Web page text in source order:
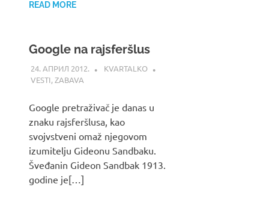
READ MORE
Google na rajsferšlus
24. АПРИЛ 2012.
KVARTALKO
VESTI,ZABAVA
Google pretraživač je danas u
znaku rajsferšlusa, kao
svojvstveni omaž njegovom
izumitelju Gideonu Sandbaku.
Šveđanin Gideon Sandbak 1913.
godine je[…]